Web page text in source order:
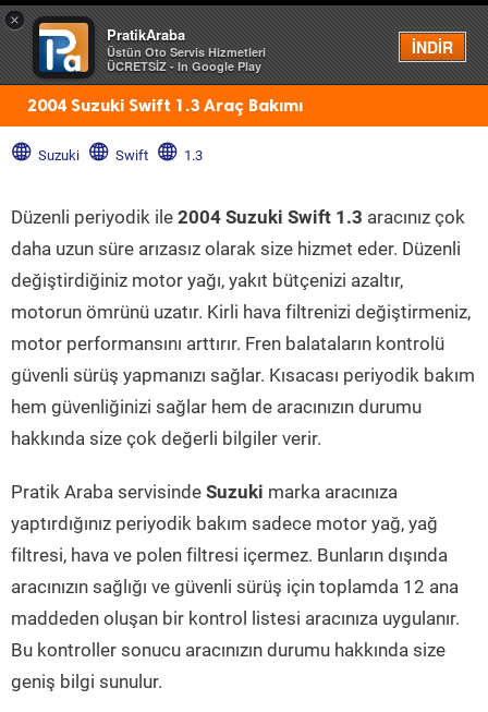
×
PratikAraba
Üstün Oto Servis Hizmetleri
ÜCRETSİZ - In Google Play
İNDİR
Menü
2004 Suzuki Swift 1.3 Araç Bakımı
Suzuki Swift 1.3
Düzenli periyodik ile 2004 Suzuki Swift 1.3 aracınız çok
daha uzun süre arızasız olarak size hizmet eder. Düzenli
değiştirdiğiniz motor yağı, yakıt bütçenizi azaltır,
motorun ömrünü uzatır. Kirli hava filtrenizi değiştirmeniz,
motor performansını arttırır. Fren balataların kontrolü
güvenli sürüş yapmanızı sağlar. Kısacası periyodik bakım
hem güvenliğinizi sağlar hem de aracınızın durumu
hakkında size çok değerli bilgiler verir.
Pratik Araba servisinde Suzuki marka aracınıza
yaptırdığınız periyodik bakım sadece motor yağ, yağ
filtresi, hava ve polen filtresi içermez. Bunların dışında
aracınızın sağlığı ve güvenli sürüş için toplamda 12 ana
maddeden oluşan bir kontrol listesi aracınıza uygulanır.
Bu kontroller sonucu aracınızın durumu hakkında size
geniş bilgi sunulur.